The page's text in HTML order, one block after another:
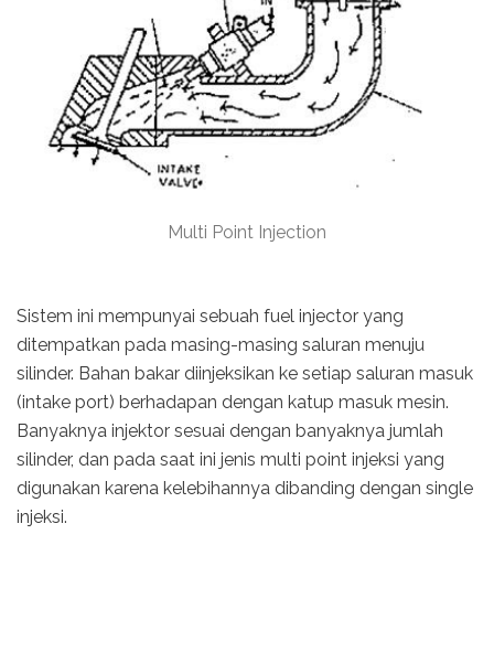
Multi Point Injection
Sistem ini mempunyai sebuah fuel injector yang
ditempatkan pada masing-masing saluran menuju
silinder. Bahan bakar diinjeksikan ke setiap saluran masuk
(intake port) berhadapan dengan katup masuk mesin.
Banyaknya injektor sesuai dengan banyaknya jumlah
silinder, dan pada saat ini jenis multi point injeksi yang
digunakan karena kelebihannya dibanding dengan single
injeksi.